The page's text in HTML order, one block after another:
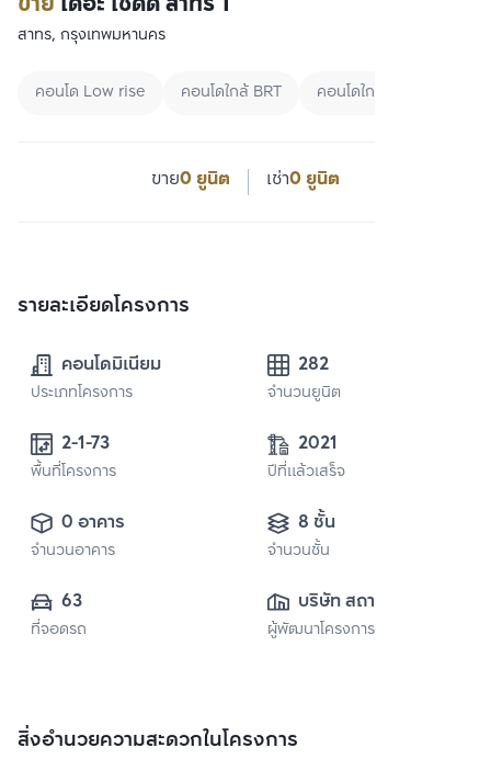
สาทร, กรุงเทพมหานคร
คอนโด Low rise คอนโดใกล้ BRT คอนโดใกล้ MRT
ขาย0 ยูนิต เช่า0 ยูนิต
รายละเอียดโครงการ
คอนโดมิเนียม
ประเภทโครงการ
282
จำนวนยูนิต
2-1-73
พื้นที่โครงการ
2021
ปีที่แล้วเสร็จ
0 อาคาร
จำนวนอาคาร
8 ชั้น
จำนวนชั้น
63
ที่จอดรถ
บริษัท สถาพร เอส
เตท จำกัด
ผู้พัฒนาโครงการ
สิ่งอำนวยความสะดวกในโครงการ